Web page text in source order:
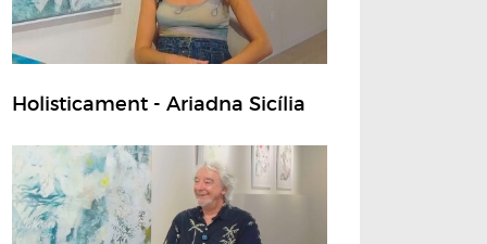
Holisticament - Ariadna Sicília